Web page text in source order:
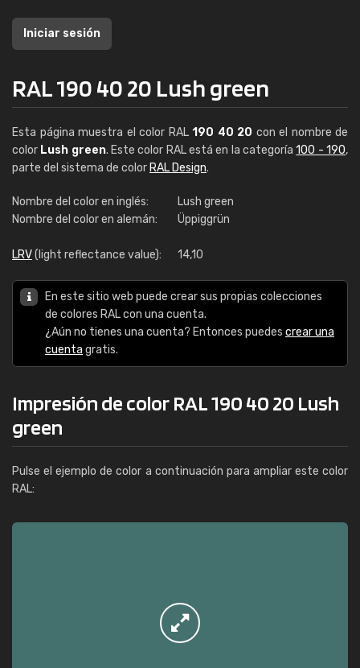
Iniciar sesión
RAL 190 40 20 Lush green
Esta página muestra el color RAL 190 40 20 con el nombre de
color Lush green. Este color RAL está en la categoría100 - 190,
parte del sistema de color RAL Design.
Nombre del color en inglés:
Lush green
Nombre del color en alemán:
Üppiggrün
LRV(light reflectance value): 14,10
En este sitio web puede crear sus propias colecciones
de colores RAL con una cuenta.
¿Aún no tienes una cuenta? Entonces puedes crear una
cuenta gratis.
Impresión de color RAL 190 40 20 Lush
green
Pulse el ejemplo de color a continuación para ampliar este color
RAL: